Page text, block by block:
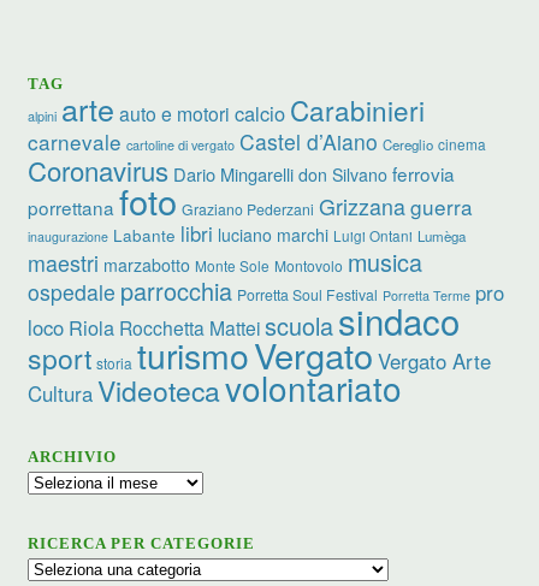
TAG
alpini arte auto e motori calcio Carabinieri
carnevale cartoline di vergato Castel d’Aiano Cereglio cinema
Coronavirus Dario Mingarelli don Silvano ferrovia
porrettana foto Graziano Pederzani Grizzanaguerra
inaugurazione Labante libri luciano marchi Luigi Ontani Lumèga
maestri marzabotto Monte Sole Montovolo musica
ospedale parrocchia Porretta Soul Festival Porretta Terme pro
loco Riola Rocchetta Matteiscuolasindaco
sport storia turismoVergato Vergato Arte
CulturaVideotecavolontariato
ARCHIVIO
Archivio
RICERCA PER CATEGORIE
Ricerca